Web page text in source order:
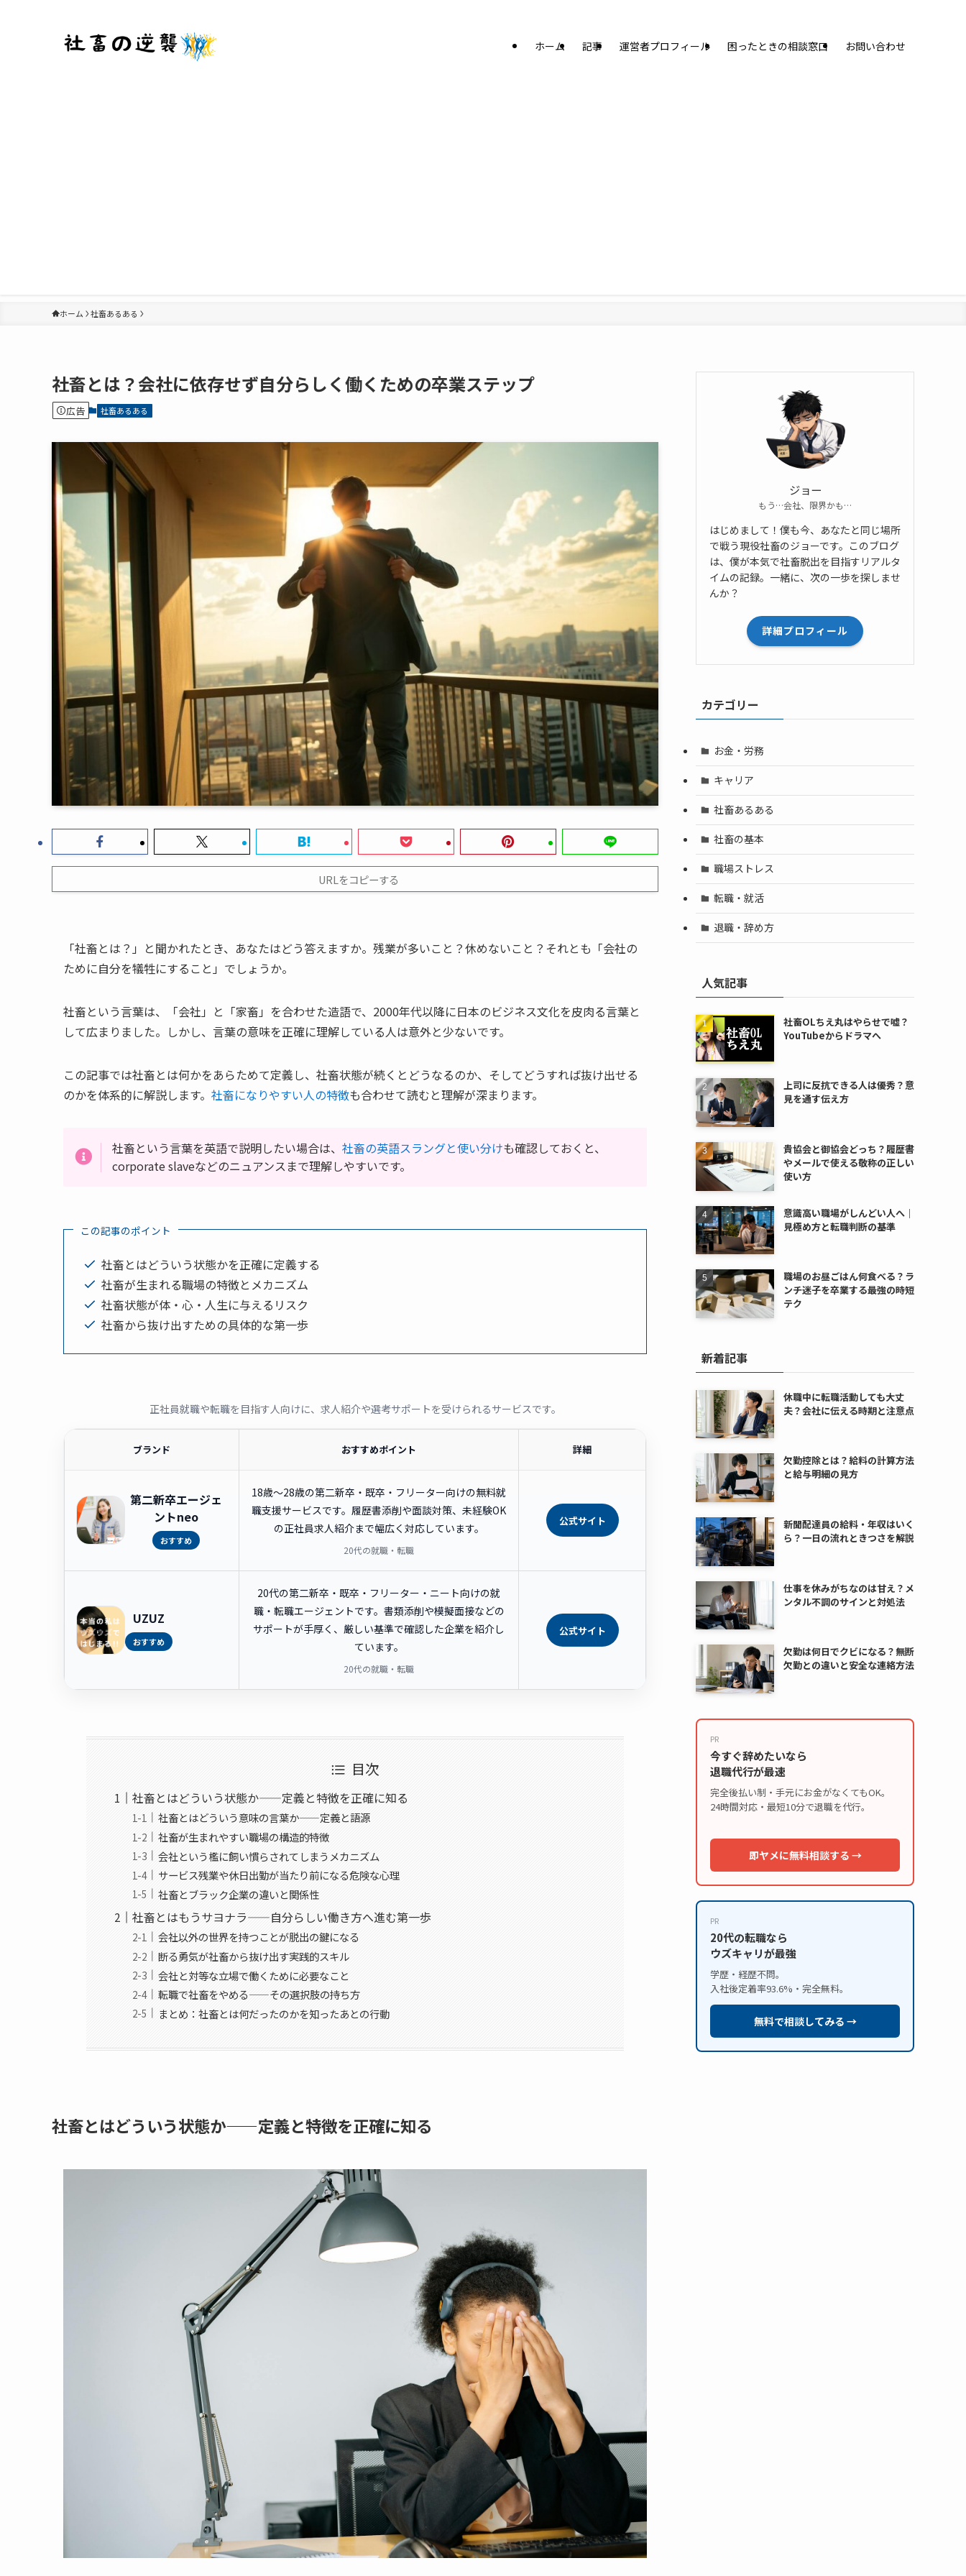
ホーム 記事 運営者プロフィール 困ったときの相談窓口 お問い合わせ
ホーム 社畜あるある
社畜とは？会社に依存せず自分らしく働くための卒業ステップ
広告 社畜あるある
URLをコピーする
「社畜とは？」と聞かれたとき、あなたはどう答えますか。残業が多いこと？休めないこと？それとも「会社の
ために自分を犠牲にすること」でしょうか。
社畜という言葉は、「会社」と「家畜」を合わせた造語で、2000年代以降に日本のビジネス文化を皮肉る言葉と
して広まりました。しかし、言葉の意味を正確に理解している人は意外と少ないです。
この記事では社畜とは何かをあらためて定義し、社畜状態が続くとどうなるのか、そしてどうすれば抜け出せる
のかを体系的に解説します。 社畜になりやすい人の特徴も合わせて読むと理解が深まります。
社畜という言葉を英語で説明したい場合は、 社畜の英語スラングと使い分けも確認しておくと、
corporate slaveなどのニュアンスまで理解しやすいです。
この記事のポイント
社畜とはどういう状態かを正確に定義する
社畜が生まれる職場の特徴とメカニズム
社畜状態が体・心・人生に与えるリスク
社畜から抜け出すための具体的な第一歩
正社員就職や転職を目指す人向けに、求人紹介や選考サポートを受けられるサービスです。
ブランド おすすめポイント 詳細
第二新卒エージェ
ントneo
おすすめ
18歳〜28歳の第二新卒・既卒・フリーター向けの無料就
職支援サービスです。履歴書添削や面談対策、未経験OK
の正社員求人紹介まで幅広く対応しています。
20代の就職・転職
公式サイト
UZUZ
おすすめ
20代の第二新卒・既卒・フリーター・ニート向けの就
職・転職エージェントです。書類添削や模擬面接などの
サポートが手厚く、厳しい基準で確認した企業を紹介し
ています。
20代の就職・転職
公式サイト
目次
社畜とはどういう状態か——定義と特徴を正確に知る
社畜とはどういう意味の言葉か——定義と語源
社畜が生まれやすい職場の構造的特徴
会社という檻に飼い慣らされてしまうメカニズム
サービス残業や休日出勤が当たり前になる危険な心理
社畜とブラック企業の違いと関係性
社畜とはもうサヨナラ——自分らしい働き方へ進む第一歩
会社以外の世界を持つことが脱出の鍵になる
断る勇気が社畜から抜け出す実践的スキル
会社と対等な立場で働くために必要なこと
転職で社畜をやめる——その選択肢の持ち方
まとめ：社畜とは何だったのかを知ったあとの行動
社畜とはどういう状態か——定義と特徴を正確に知る
ジョー
もう…会社、限界かも…
はじめまして！僕も今、あなたと同じ場所
で戦う現役社畜のジョーです。このブログ
は、僕が本気で社畜脱出を目指すリアルタ
イムの記録。一緒に、次の一歩を探しませ
んか？
詳細プロフィール
カテゴリー
お金・労務
キャリア
社畜あるある
社畜の基本
職場ストレス
転職・就活
退職・辞め方
人気記事
社畜OLちえ丸はやらせで嘘？
YouTubeからドラマへ
上司に反抗できる人は優秀？意
見を通す伝え方
貴協会と御協会どっち？履歴書
やメールで使える敬称の正しい
使い方
意識高い職場がしんどい人へ｜
見極め方と転職判断の基準
職場のお昼ごはん何食べる？ラ
ンチ迷子を卒業する最強の時短
テク
新着記事
休職中に転職活動しても大丈
夫？会社に伝える時期と注意点
欠勤控除とは？給料の計算方法
と給与明細の見方
新聞配達員の給料・年収はいく
ら？一日の流れときつさを解説
仕事を休みがちなのは甘え？メ
ンタル不調のサインと対処法
欠勤は何日でクビになる？無断
欠勤との違いと安全な連絡方法
PR
今すぐ辞めたいなら
退職代行が最速
完全後払い制・手元にお金がなくてもOK。
24時間対応・最短10分で退職を代行。
即ヤメに無料相談する →
PR
20代の転職なら
ウズキャリが最強
学歴・経歴不問。
入社後定着率93.6%・完全無料。
無料で相談してみる →